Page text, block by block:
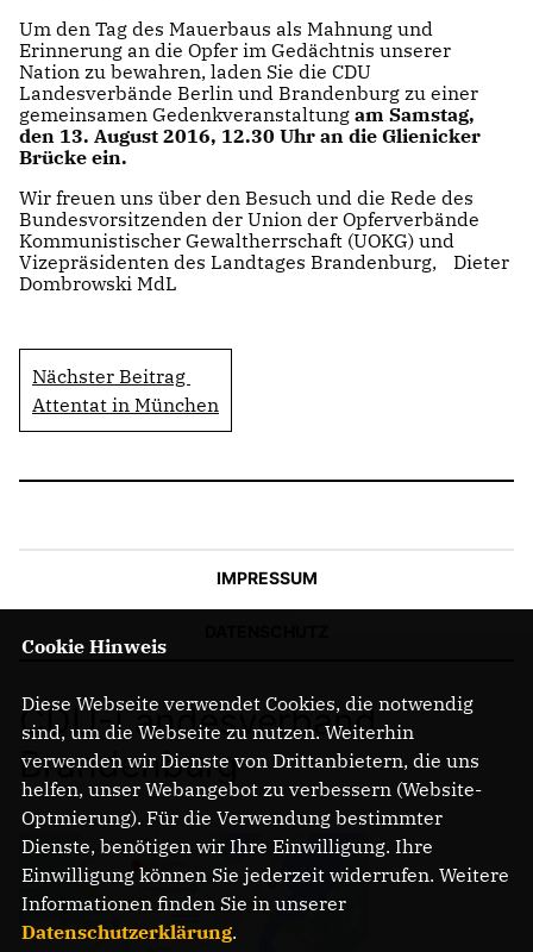
Um den Tag des Mauerbaus als Mahnung und
Erinnerung an die Opfer im Gedächtnis unserer
Nation zu bewahren, laden Sie die CDU
Landesverbände Berlin und Brandenburg zu einer
gemeinsamen Gedenkveranstaltung am Samstag,
den 13. August 2016, 12.30 Uhr an die Glienicker
Brücke ein.
Wir freuen uns über den Besuch und die Rede des
Bundesvorsitzenden der Union der Opferverbände
Kommunistischer Gewaltherrschaft (UOKG) und
Vizepräsidenten des Landtages Brandenburg, Dieter
Dombrowski MdL
Nächster Beitrag
Attentat in München
IMPRESSUM
CDU-Landesverband
Brandenburg
Cookie Hinweis
Diese Webseite verwendet Cookies, die notwendig
sind, um die Webseite zu nutzen. Weiterhin
verwenden wir Dienste von Drittanbietern, die uns
helfen, unser Webangebot zu verbessern (Website-
Optmierung). Für die Verwendung bestimmter
Dienste, benötigen wir Ihre Einwilligung. Ihre
Einwilligung können Sie jederzeit widerrufen. Weitere
Informationen finden Sie in unserer
Datenschutzerklärung.